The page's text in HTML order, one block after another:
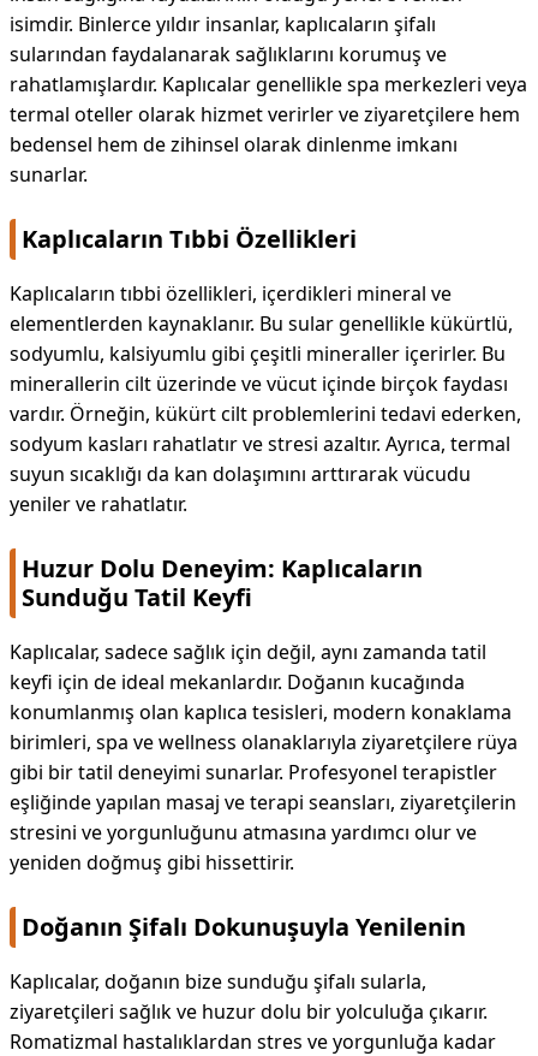
isimdir. Binlerce yıldır insanlar, kaplıcaların şifalı
sularından faydalanarak sağlıklarını korumuş ve
rahatlamışlardır. Kaplıcalar genellikle spa merkezleri veya
termal oteller olarak hizmet verirler ve ziyaretçilere hem
bedensel hem de zihinsel olarak dinlenme imkanı
sunarlar.
Kaplıcaların Tıbbi Özellikleri
Kaplıcaların tıbbi özellikleri, içerdikleri mineral ve
elementlerden kaynaklanır. Bu sular genellikle kükürtlü,
sodyumlu, kalsiyumlu gibi çeşitli mineraller içerirler. Bu
minerallerin cilt üzerinde ve vücut içinde birçok faydası
vardır. Örneğin, kükürt cilt problemlerini tedavi ederken,
sodyum kasları rahatlatır ve stresi azaltır. Ayrıca, termal
suyun sıcaklığı da kan dolaşımını arttırarak vücudu
yeniler ve rahatlatır.
Huzur Dolu Deneyim: Kaplıcaların
Sunduğu Tatil Keyfi
Kaplıcalar, sadece sağlık için değil, aynı zamanda tatil
keyfi için de ideal mekanlardır. Doğanın kucağında
konumlanmış olan kaplıca tesisleri, modern konaklama
birimleri, spa ve wellness olanaklarıyla ziyaretçilere rüya
gibi bir tatil deneyimi sunarlar. Profesyonel terapistler
eşliğinde yapılan masaj ve terapi seansları, ziyaretçilerin
stresini ve yorgunluğunu atmasına yardımcı olur ve
yeniden doğmuş gibi hissettirir.
Doğanın Şifalı Dokunuşuyla Yenilenin
Kaplıcalar, doğanın bize sunduğu şifalı sularla,
ziyaretçileri sağlık ve huzur dolu bir yolculuğa çıkarır.
Romatizmal hastalıklardan stres ve yorgunluğa kadar